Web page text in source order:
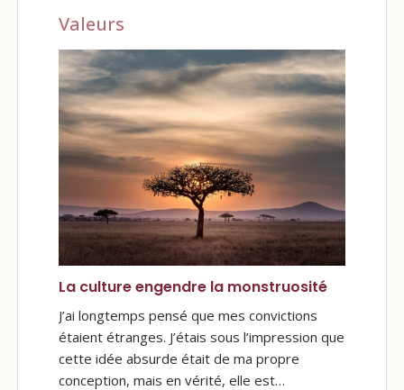
Valeurs
La culture engendre la monstruosité
J’ai longtemps pensé que mes convictions
étaient étranges. J’étais sous l’impression que
cette idée absurde était de ma propre
conception, mais en vérité, elle est…